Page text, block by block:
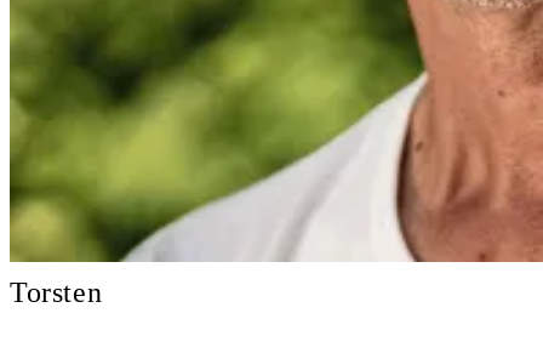
Torsten